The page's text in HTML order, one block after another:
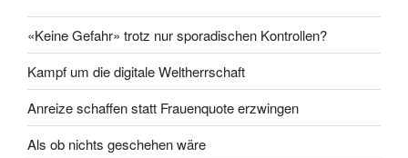
«Keine Gefahr» trotz nur sporadischen Kontrollen?
Kampf um die digitale Weltherrschaft
Anreize schaffen statt Frauenquote erzwingen
Als ob nichts geschehen wäre